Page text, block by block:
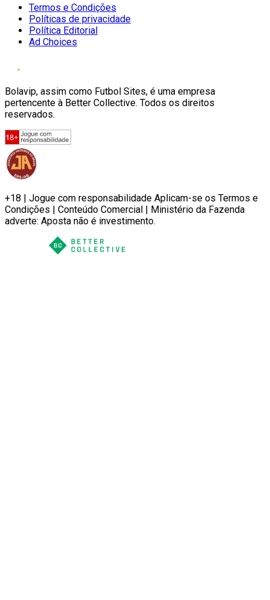
Termos e Condições
Políticas de privacidade
Política Editorial
Ad Choices
Bolavip, assim como Futbol Sites, é uma empresa
pertencente à Better Collective. Todos os direitos
reservados.
+18 | Jogue com responsabilidade Aplicam-se os Termos e
Condições | Conteúdo Comercial | Ministério da Fazenda
adverte: Aposta não é investimento.